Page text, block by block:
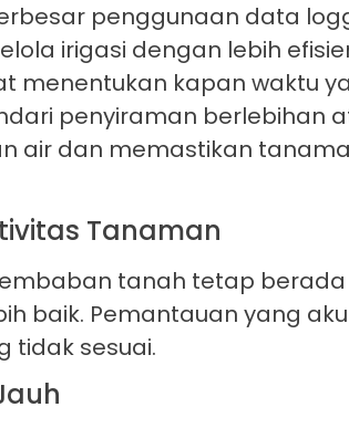
penggunaan data
irigasi dengan lebih
menentukan kapan waktu
penyiraman berlebihan
air dan memastikan
Tanaman
tanah tetap
baik. Pemantauan yang
tidak sesuai.